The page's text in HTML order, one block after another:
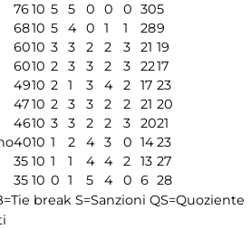
7610 5 5 0 0 0 305
6810 5 4 0 1 1 289
6010 3 3 2 2 3 21 19
6010 2 3 3 2 3 2217
4910 2 1 3 4 2 17 23
4710 2 3 3 2 2 21 20
4610 3 3 2 2 3 2021
4010 1 2 4 3 0 1423
35 10 1 1 4 4 2 13 27
35 10 0 1 5 4 0 6 28
break S=Sanzioni QS=Quoziente